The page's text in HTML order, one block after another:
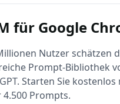
für Google
Nutzer schätzen
Prompt-Bibliothek
Starten Sie
Prompts.